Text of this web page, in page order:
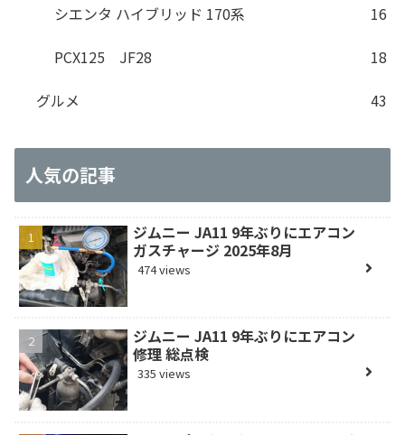
シエンタ ハイブリッド 170系
16
PCX125 JF28
18
グルメ
43
人気の記事
ジムニー JA11 9年ぶりにエアコン
ガスチャージ 2025年8月
474 views
ジムニー JA11 9年ぶりにエアコン
修理 総点検
335 views